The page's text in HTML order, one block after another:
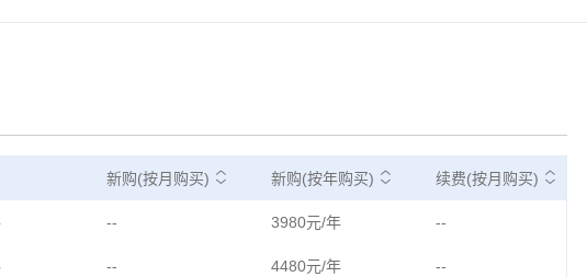
新购(按月购买) 新购(按年购买) 续费(按月购买)
-- 3980元/年 --
-- 4480元/年 --